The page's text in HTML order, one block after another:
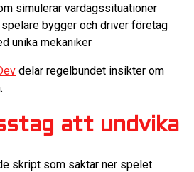
simulerar vardagssituationer
bygger och driver företag
unika mekaniker
delar regelbundet insikter om
att undvika
skript som saktar ner spelet